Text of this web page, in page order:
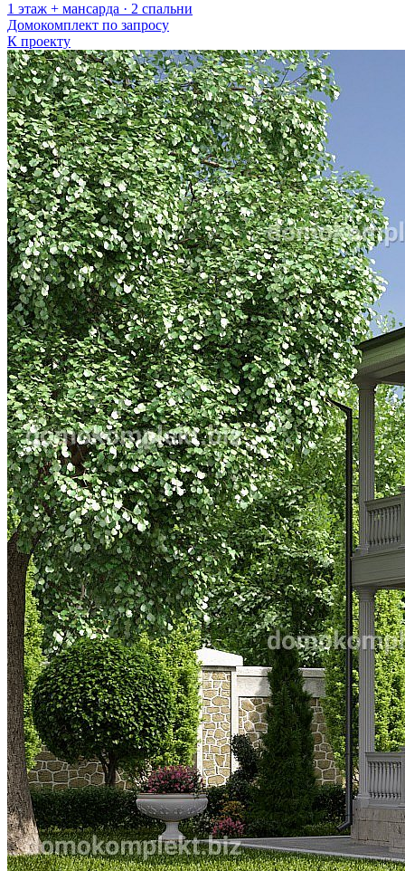
1 этаж + мансарда · 2 спальни
Домокомплект по запросу